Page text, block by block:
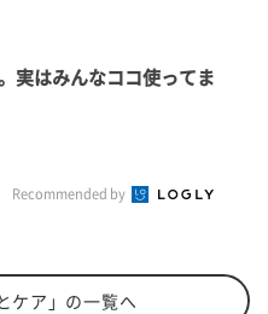
実はみんなココ使ってま
Recommended by
ケア」の一覧へ